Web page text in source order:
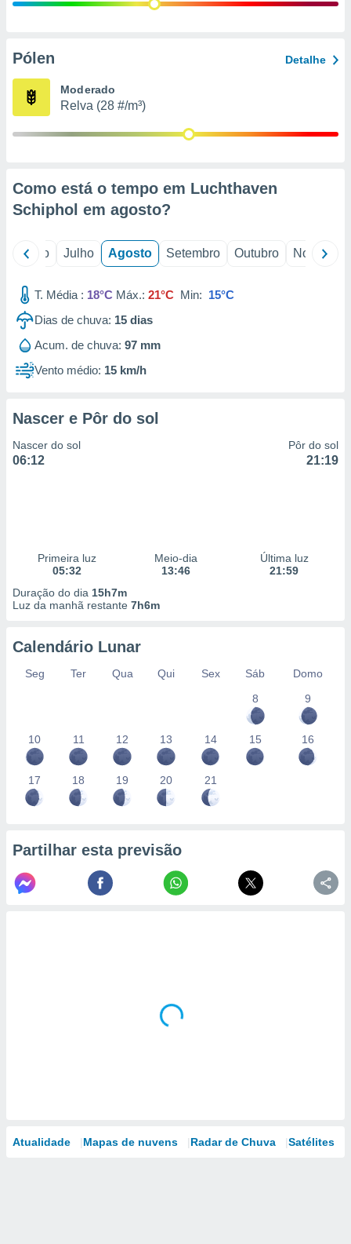
e
de
Pólen Detalhe
Moderado
Relva (28 #/m³)
Como está o tempo em Luchthaven
Schiphol em agosto?
Junho Julho Agosto Setembro Outubro Novembro
T. Média : 18°C Máx.: 21°C Min: 15°C
Dias de chuva: 15 dias
Acum. de chuva: 97 mm
Vento médio: 15 km/h
Nascer e Pôr do sol
Nascer do sol
06:12
Pôr do sol
21:19
Primeira luz
05:32
Meio-dia
13:46
Última luz
21:59
Duração do dia 15h7m
Luz da manhã restante 7h6m
Calendário Lunar
Seg Ter Qua Qui Sex Sáb
Domo
8
9
10 11 12 13 14 15 16
17 18 19 20 21
Partilhar esta previsão
Atualidade Mapas de nuvens Radar de Chuva Satélites